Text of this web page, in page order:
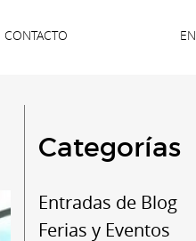
CONTACTO EN
Categorías
Entradas de Blog
Ferias y Eventos